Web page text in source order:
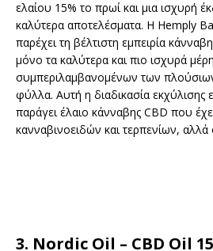
ελαίου 15% το πρωί και μια ισχυρή
καλύτερα αποτελέσματα. Η Hemply
παρέχει τη βέλτιστη εμπειρία
μόνο τα καλύτερα και πιο ισχυρά
συμπεριλαμβανομένων των
φύλλα. Αυτή η διαδικασία εκχύλισης
παράγει έλαιο κάνναβης CBD που
κανναβινοειδών και τερπενίων, αλλά
3. Nordic Oil – CBD Oil